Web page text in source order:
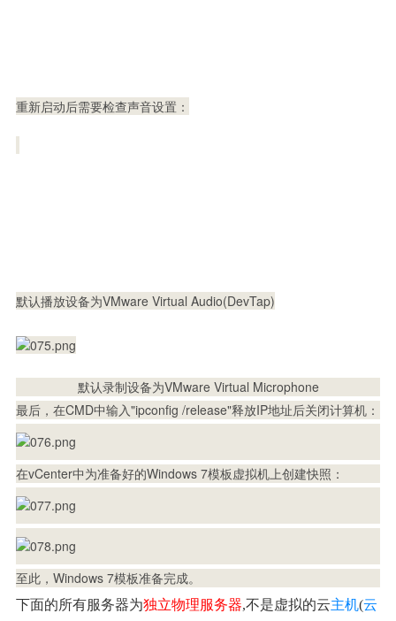
重新启动后需要检查声音设置 ：
默认播放设备为VMware Virtual Audio(DevTap)
默认录制设备为VMware Virtual Microphone
最后，在CMD中输入"ipconfig /release"释放IP地址后关闭计算机：
在vCenter中为准备好的Windows 7模板虚拟机上创建快照：
至此，Windows 7模板准备完成。
下面的所有服务器为独立物理服务器,不是虚拟的云主机(云